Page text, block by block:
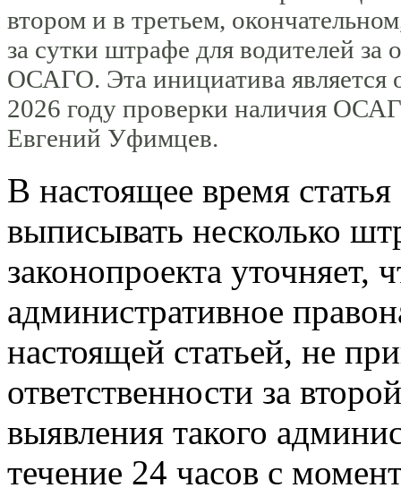
втором и в третьем,
за сутки штрафе для водителей за
ОСАГО. Эта инициатива
2026 году проверки наличия
Евгений Уфимцев.
В настоящее время
выписывать несколько
законопроекта
административное
настоящей статьей, не
ответственности за
выявления такого
течение 24 часов с